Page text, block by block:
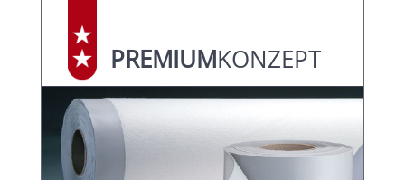
PREMIUM­KONZEPT